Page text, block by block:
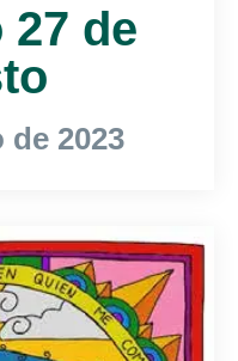
de
de 2023